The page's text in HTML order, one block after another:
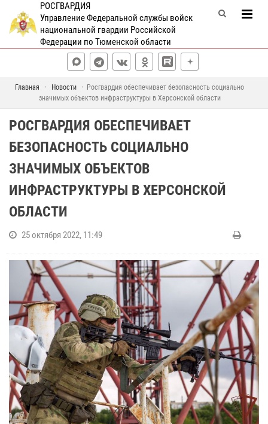
РОСГВАРДИЯ
Управление Федеральной службы войск
национальной гвардии Российской
Федерации по Тюменской области
Главная Новости
Росгвардия обеспечивает безопасность социально
значимых объектов инфраструктуры в Херсонской области
РОСГВАРДИЯ ОБЕСПЕЧИВАЕТ
БЕЗОПАСНОСТЬ СОЦИАЛЬНО
ЗНАЧИМЫХ ОБЪЕКТОВ
ИНФРАСТРУКТУРЫ В ХЕРСОНСКОЙ
ОБЛАСТИ
25 октября 2022, 11:49